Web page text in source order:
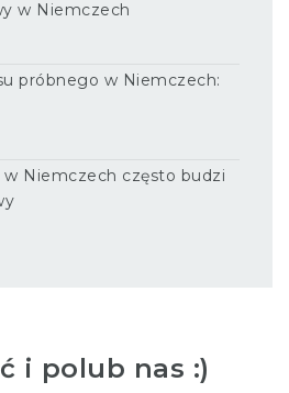
w Niemczech
próbnego w Niemczech:
w Niemczech często budzi
i polub nas :)